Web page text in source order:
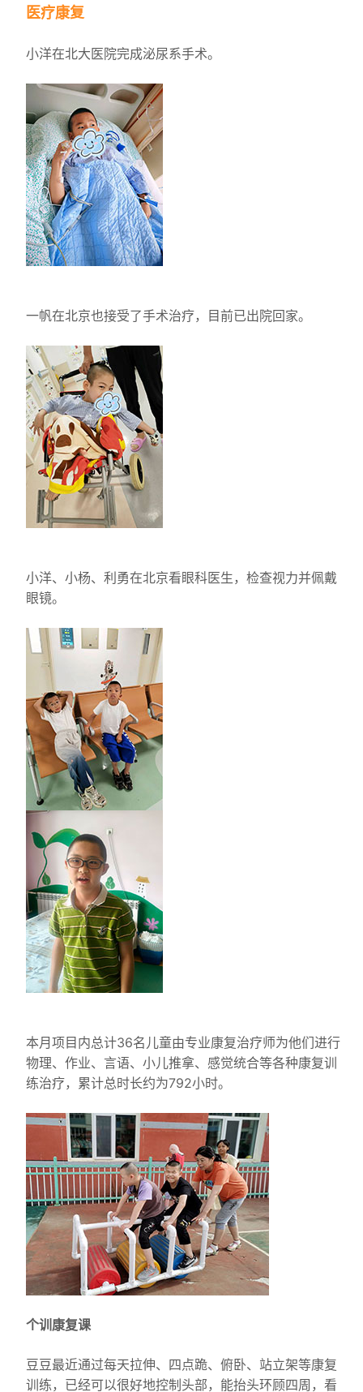
医疗康复
小洋在北大医院完成泌尿系手术。
一帆在北京也接受了手术治疗，目前已出院回家。
小洋、小杨、利勇在北京看眼科医生，检查视力并佩戴
眼镜。
本月项目内总计36名儿童由专业康复治疗师为他们进行
物理、作业、言语、小儿推拿、感觉统合等各种康复训
练治疗，累计总时长约为792小时。
个训康复课
豆豆最近通过每天拉伸、四点跪、俯卧、站立架等康复
训练，已经可以很好地控制头部，能抬头环顾四周，看